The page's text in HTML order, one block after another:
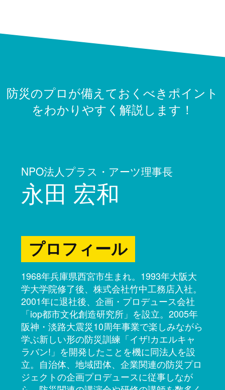
防災のプロが備えておくべきポイント
をわかりやすく解説します！
NPO法人プラス・アーツ理事長
永田 宏和
プロフィール
1968年兵庫県西宮市生まれ。1993年大阪大
学大学院修了後、株式会社竹中工務店入社。
2001年に退社後、企画・プロデュース会社
「iop都市文化創造研究所」を設立。2005年
阪神・淡路大震災10周年事業で楽しみながら
学ぶ新しい形の防災訓練「イザ!カエルキャ
ラバン!」を開発したことを機に同法人を設
立。自治体、地域団体、企業関連の防災プロ
ジェクトの企画プロデュースに従事しなが